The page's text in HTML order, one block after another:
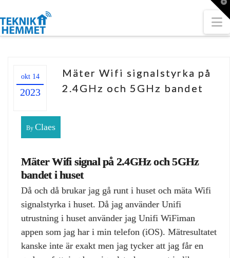
okt 14
2023
Mäter Wifi signalstyrka på
2.4GHz och 5GHz bandet
By Claes
Mäter Wifi signal på 2.4GHz och 5GHz
bandet i huset
Då och då brukar jag gå runt i huset och mäta Wifi
signalstyrka i huset. Då jag använder Unifi
utrustning i huset använder jag Unifi WiFiman
appen som jag har i min telefon (iOS). Mätresultatet
kanske inte är exakt men jag tycker att jag får en